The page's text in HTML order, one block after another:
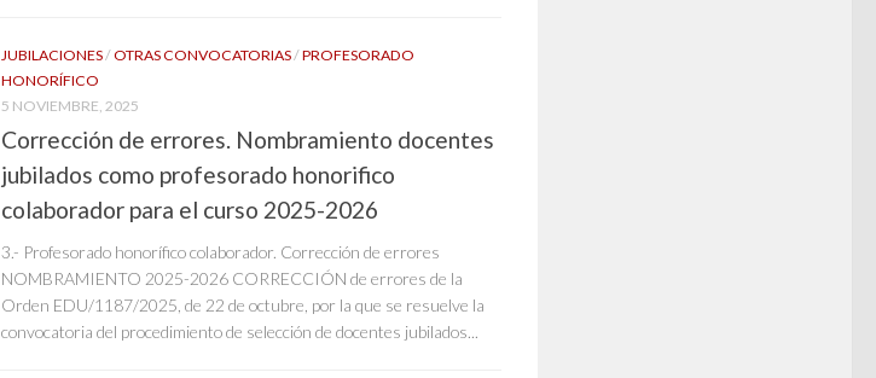
JUBILACIONES/OTRAS CONVOCATORIAS/PROFESORADO
HONORÍFICO
5 NOVIEMBRE, 2025
Corrección de errores. Nombramiento docentes
jubilados como profesorado honorifico
colaborador para el curso 2025-2026
3.- Profesorado honorífico colaborador. Corrección de errores
NOMBRAMIENTO 2025-2026 CORRECCIÓN de errores de la
Orden EDU/1187/2025, de 22 de octubre, por la que se resuelve la
convocatoria del procedimiento de selección de docentes jubilados...